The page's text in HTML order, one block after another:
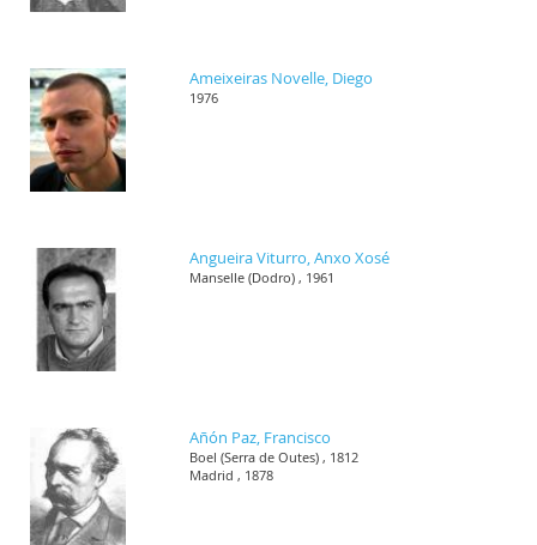
Ameixeiras Novelle, Diego
1976
Angueira Viturro, Anxo Xosé
Manselle (Dodro) , 1961
Añón Paz, Francisco
Boel (Serra de Outes) , 1812
Madrid , 1878